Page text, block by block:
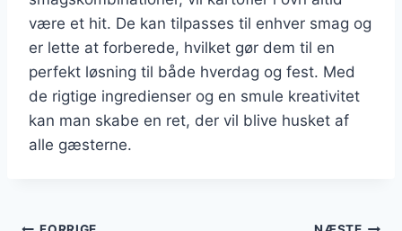
være et hit. De kan tilpasses til enhver smag og
er lette at forberede, hvilket gør dem til en
perfekt løsning til både hverdag og fest. Med
de rigtige ingredienser og en smule kreativitet
kan man skabe en ret, der vil blive husket af
alle gæsterne.